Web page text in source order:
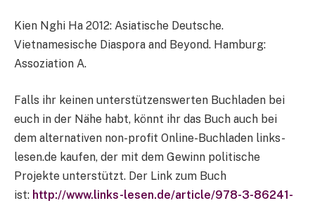
Kien Nghi Ha 2012: Asiatische Deutsche.
Vietnamesische Diaspora and Beyond. Hamburg:
Assoziation A.
Falls ihr keinen unterstützenswerten Buchladen bei
euch in der Nähe habt, könnt ihr das Buch auch bei
dem alternativen non-profit Online-Buchladen links-
lesen.de kaufen, der mit dem Gewinn politische
Projekte unterstützt. Der Link zum Buch
ist: http://www.links-lesen.de/article/978-3-86241-